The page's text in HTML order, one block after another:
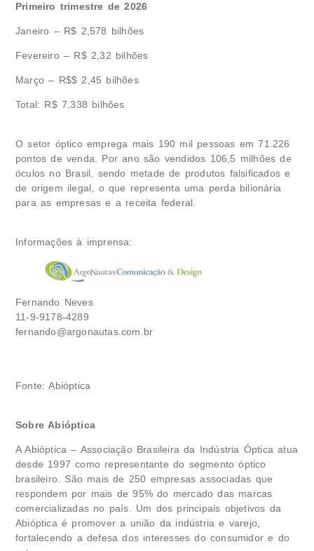
Primeiro trimestre de 2026
Janeiro – R$ 2,578 bilhões
Fevereiro – R$ 2,32 bilhões
Março – R$$ 2,45 bilhões
Total: R$ 7,338 bilhões
O setor óptico emprega mais 190 mil pessoas em 71.226
pontos de venda. Por ano são vendidos 106,5 milhões de
óculos no Brasil, sendo metade de produtos falsificados e
de origem ilegal, o que representa uma perda bilionária
para as empresas e a receita federal.
Informações à imprensa:
Fernando Neves
11-9-9178-4289
fernando@argonautas.com.br
Fonte: Abióptica
Sobre Abióptica
A Abióptica – Associação Brasileira da Indústria Óptica atua
desde 1997 como representante do segmento óptico
brasileiro. São mais de 250 empresas associadas que
respondem por mais de 95% do mercado das marcas
comercializadas no país. Um dos principais objetivos da
Abióptica é promover a união da indústria e varejo,
fortalecendo a defesa dos interesses do consumidor e do